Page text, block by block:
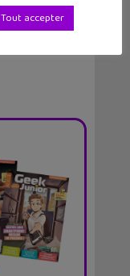
Tout accepter